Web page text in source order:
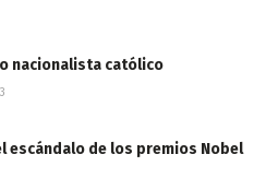
nacionalista católico
escándalo de los premios Nobel